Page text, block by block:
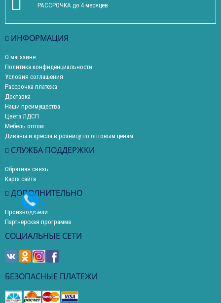
РАССРОЧКА до 4 месяцев
ИНФОРМАЦИЯ
О магазине
Политика конфиденциальности
Условия соглашения
Рассрочка платежа
Доставка
Наши преимущества
Цвета ЛДСП
Мебель оптом
Диваны и кресла в розницу по оптовым ценам
СЛУЖБА ПОДДЕРЖКИ
Обратная связь
Карта сайта
ДОПОЛНИТЕЛЬНО
Производители
Партнерская программа
СОЦИАЛЬНЫЕ СЕТИ
БЕЗОПАСНЫЕ ПЛАТЕЖИ